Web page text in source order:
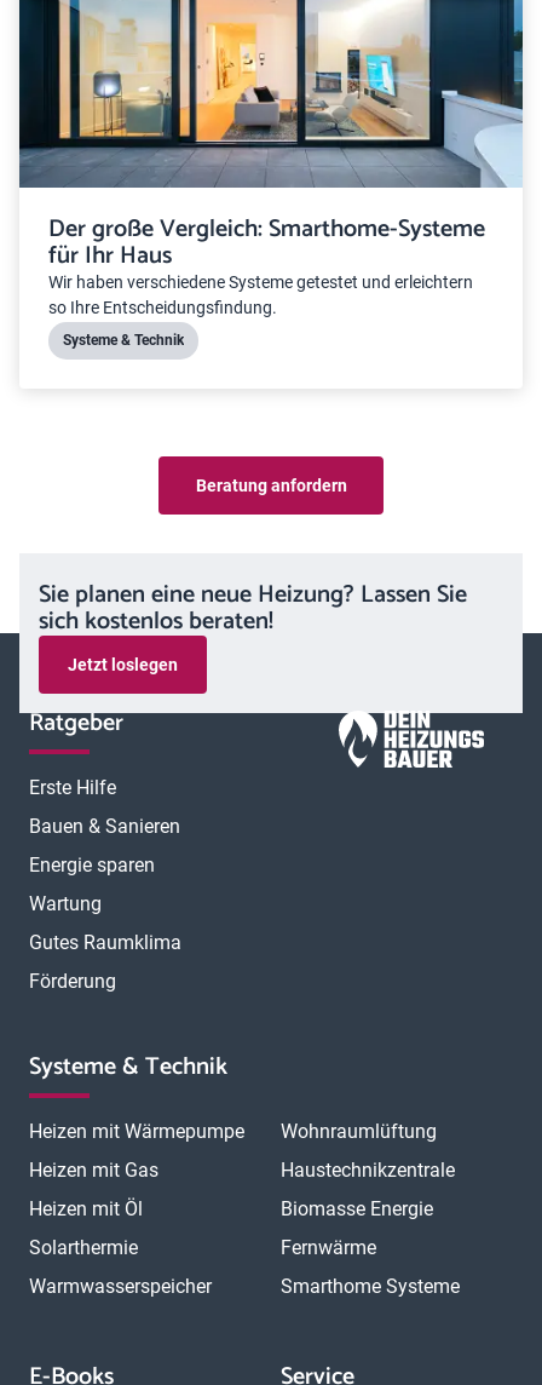
Der große Vergleich: Smarthome-Systeme
für Ihr Haus
Wir haben verschiedene Systeme getestet und erleichtern
so Ihre Entscheidungsfindung.
Systeme & Technik
Beratung anfordern
Sie planen eine neue Heizung? Lassen Sie
sich kostenlos beraten!
Jetzt loslegen
Ratgeber
Erste Hilfe
Bauen & Sanieren
Energie sparen
Wartung
Gutes Raumklima
Förderung
Systeme & Technik
Heizen mit Wärmepumpe
Heizen mit Gas
Heizen mit Öl
Solarthermie
Warmwasserspeicher
Wohnraumlüftung
Haustechnikzentrale
Biomasse Energie
Fernwärme
Smarthome Systeme